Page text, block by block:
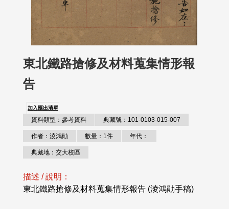
東北鐵路搶修及材料蒐集情形報
告
加入匯出清單
資料類型：參考資料 典藏號：101-0103-015-007
作者：淩鴻勛 數量：1件 年代：
典藏地：交大校區
描述 / 說明：
東北鐵路搶修及材料蒐集情形報告 (淩鴻勛手稿)